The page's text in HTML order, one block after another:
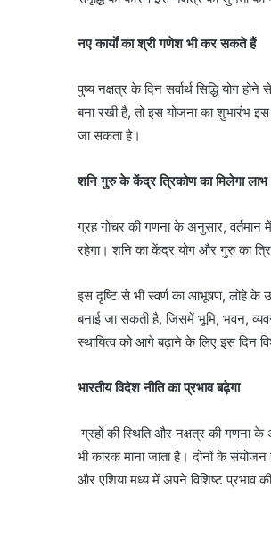
नए कार्यों का श्री गणेश भी कर सकते हैं
पुष्य नक्षत्र के दिन सर्वार्थ सिद्धि योग
बना रखी है, तो इस योजना का शुभारंभ इस
जा सकता है।
शनि गुरु के केंद्र त्रिकोण का मिलेगा लाभ
ग्रह गोचर की गणना के अनुसार, वर्तमान
रहेगा। शनि का केंद्र योग और गुरु का
इस दृष्टि से भी स्वर्ण का आभूषण, लोहे के
बनाई जा सकती है, जिसमें भूमि, भवन,
स्थायित्व को आगे बढ़ाने के लिए इस दिन
भारतीय विदेश नीति का प्रभाव बढ़ेगा
ग्रहों की स्थिति और नक्षत्र की गणना
भी कारक माना जाता है। दोनों के
और एशिया मध्य में अपने विशिष्ट प्रभाव